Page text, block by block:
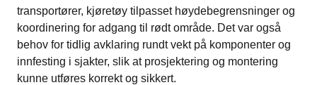
transportører, kjøretøy tilpasset høydebegrensninger og
koordinering for adgang til rødt område. Det var også
behov for tidlig avklaring rundt vekt på komponenter og
innfesting i sjakter, slik at prosjektering og montering
kunne utføres korrekt og sikkert.